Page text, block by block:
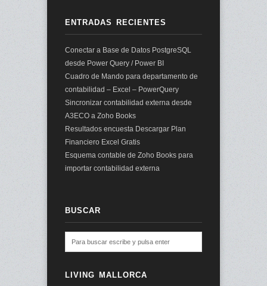
ENTRADAS RECIENTES
Conectar a Base de Datos PostgreSQL
desde Power Query / Power BI
Cuadro de Mando para departamento de
contabilidad – Excel – PowerQuery
Sincronizar contabilidad externa desde
A3ECO a Zoho Books
Resultados encuesta Descargar Plan
Financiero Excel Gratis
Esquema contable de Zoho Books para
importar contabilidad externa
BUSCAR
LIVING MALLORCA